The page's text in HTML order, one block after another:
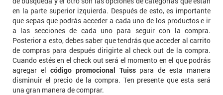
en la parte superior izquierda. Después de esto, es importante
que sepas que podrás acceder a cada uno de los productos e ir
a las secciones de cada uno para seguir con la compra.
Posterior a esto, debes saber que tendrás que acceder al carrito
de compras para después dirigirte al check out de la compra.
Cuando estés en el check out será el momento en el que podrás
agregar el código promocional Tuisspara de esta manera
disminuir el precio de la compra. Ten presente que esta será
una gran manera de comprar.